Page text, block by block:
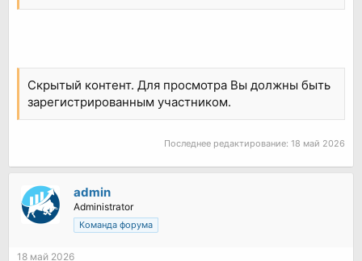
Скрытый контент. Для просмотра Вы должны быть
зарегистрированным участником.
Последнее редактирование: 18 май 2026
admin
Administrator
Команда форума
18 май 2026